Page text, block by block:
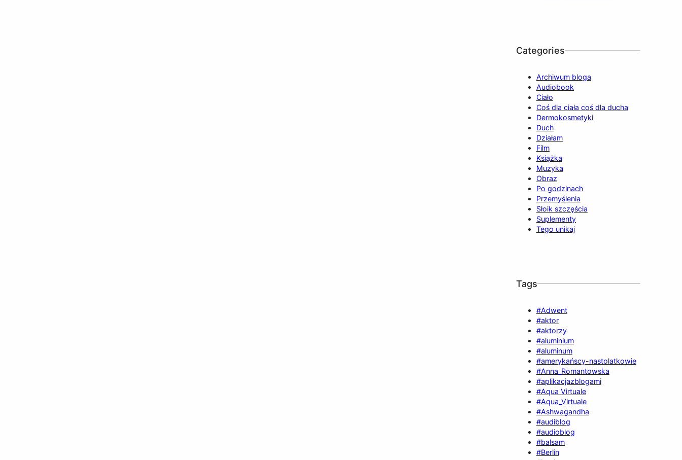
Categories
Archiwum bloga
Audiobook
Ciało
Coś dla ciała coś dla ducha
Dermokosmetyki
Duch
Działam
Film
Książka
Muzyka
Obraz
Po godzinach
Przemyślenia
Słoik szczęścia
Suplementy
Tego unikaj
Tags
#Adwent
#aktor
#aktorzy
#aluminium
#aluminum
#amerykańscy-nastolatkowie
#Anna_Romantowska
#aplikacjazblogami
#Aqua Virtuale
#Aqua_Virtuale
#Ashwagandha
#audiblog
#audioblog
#balsam
#Berlin